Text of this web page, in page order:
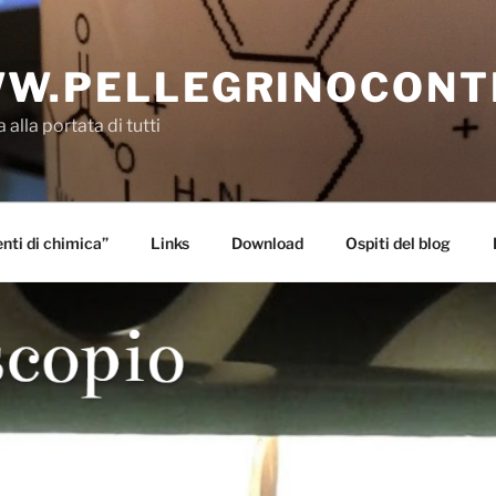
alla portata di tutti
di chimica” Links Download Ospiti del blog